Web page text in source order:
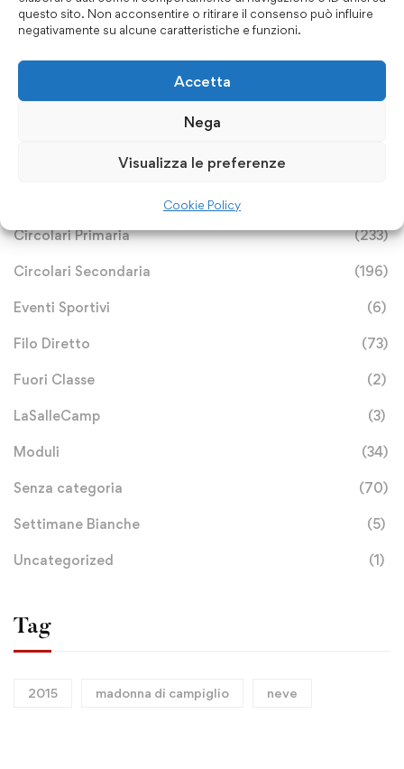
questo sito. Non acconsentire o ritirare il consenso può influire
negativamente su alcune caratteristiche e funzioni.
Accetta
Nega
Visualizza le preferenze
Cookie Policy
Categorie
Archivio Notizie
Circolari Primaria (233)
Circolari Secondaria (196)
Eventi Sportivi (6)
Filo Diretto (73)
Fuori Classe (2)
LaSalleCamp (3)
Moduli (34)
Senza categoria (70)
Settimane Bianche (5)
Uncategorized (1)
Tag
2015 madonna di campiglio neve